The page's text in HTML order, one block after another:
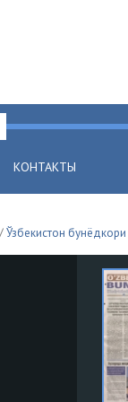
КОНТАКТЫ
Ўзбекистон бунёдкори